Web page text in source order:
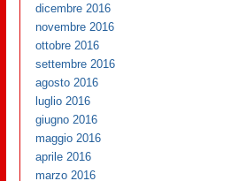
dicembre 2016
novembre 2016
ottobre 2016
settembre 2016
agosto 2016
luglio 2016
giugno 2016
maggio 2016
aprile 2016
marzo 2016